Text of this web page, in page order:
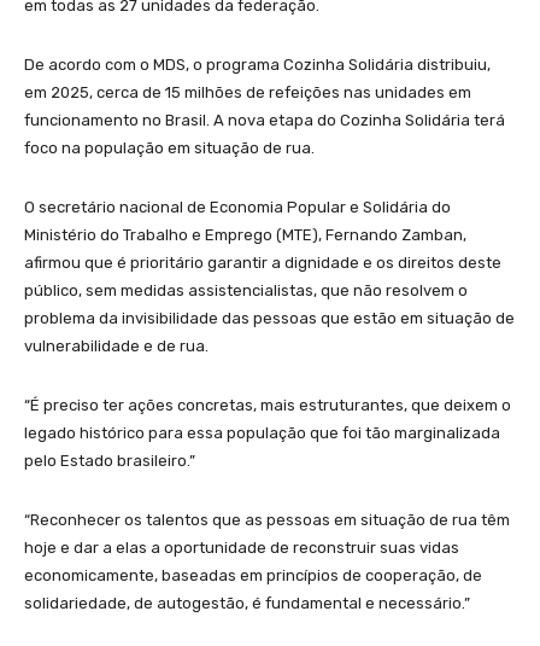
em todas as 27 unidades da federação.
De acordo com o MDS, o programa Cozinha Solidária distribuiu,
em 2025, cerca de 15 milhões de refeições nas unidades em
funcionamento no Brasil. A nova etapa do Cozinha Solidária terá
foco na população em situação de rua.
O secretário nacional de Economia Popular e Solidária do
Ministério do Trabalho e Emprego (MTE), Fernando Zamban,
afirmou que é prioritário garantir a dignidade e os direitos deste
público, sem medidas assistencialistas, que não resolvem o
problema da invisibilidade das pessoas que estão em situação de
vulnerabilidade e de rua.
“É preciso ter ações concretas, mais estruturantes, que deixem o
legado histórico para essa população que foi tão marginalizada
pelo Estado brasileiro.”
“Reconhecer os talentos que as pessoas em situação de rua têm
hoje e dar a elas a oportunidade de reconstruir suas vidas
economicamente, baseadas em princípios de cooperação, de
solidariedade, de autogestão, é fundamental e necessário.”